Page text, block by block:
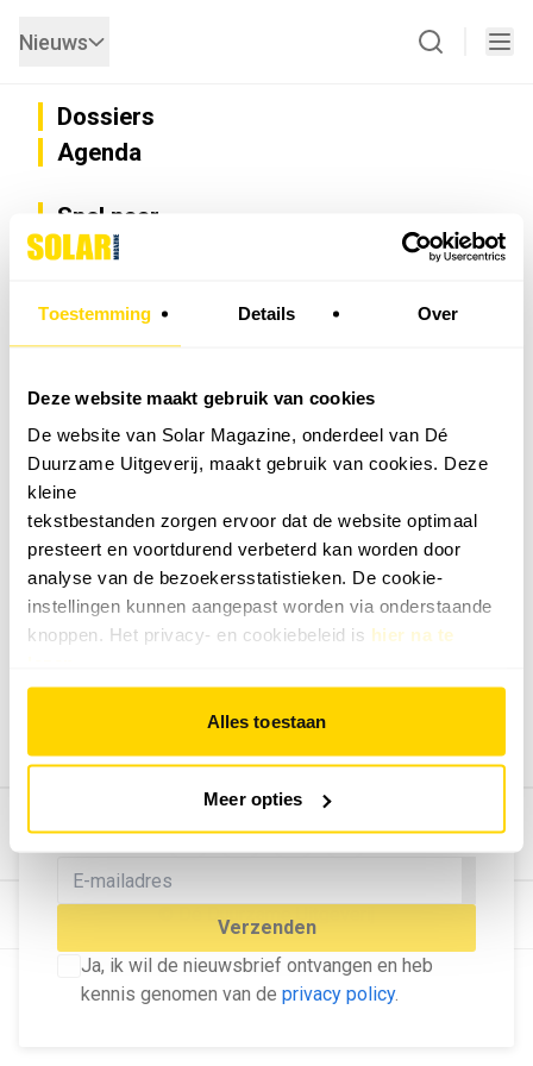
Toestemming Details Over
Deze website maakt gebruik van cookies
De website van Solar Magazine, onderdeel van Dé
Duurzame Uitgeverij, maakt gebruik van cookies. Deze
kleine
tekstbestanden zorgen ervoor dat de website optimaal
presteert en voortdurend verbeterd kan worden door
analyse van de bezoekersstatistieken. De cookie-
instellingen kunnen aangepast worden via onderstaande
knoppen. Het privacy- en cookiebeleid is hier na te
Alles toestaan
Meer opties
MELD U AAN VOOR ONZE
NIEUWSBRIEF
Blijf op de hoogte van het laatste nieuws!
Verzenden
Ja, ik wil de nieuwsbrief ontvangen en heb
kennis genomen van de privacy policy.
Nieuws
Dossiers
Agenda
Snel naar
Privacy
Nieuwsbrief
Vacatures
Installateurzoeker
Cookievoorkeuren wijzigen
English
Geef ons feedback
Vertel ons wat je van onze website vindt.
Tip de redactie
Bekijk hier de mogelijkheden.
© Dé Duurzame Uitgeverij